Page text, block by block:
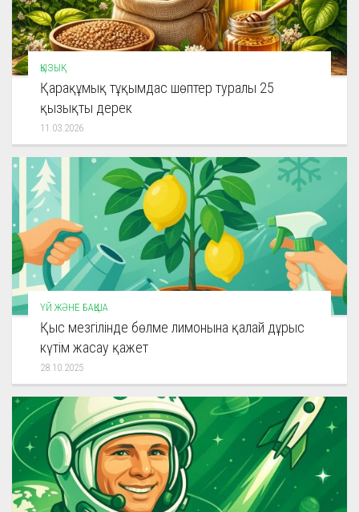
ҚЫЗЫҚ
Қарақұмық тұқымдас шөптер туралы 25
қызықты дерек
11.03.2026
ҮЙ ЖӘНЕ БАҚША
Қыс мезгілінде бөлме лимонына қалай дұрыс
күтім жасау қажет
28.10.2025